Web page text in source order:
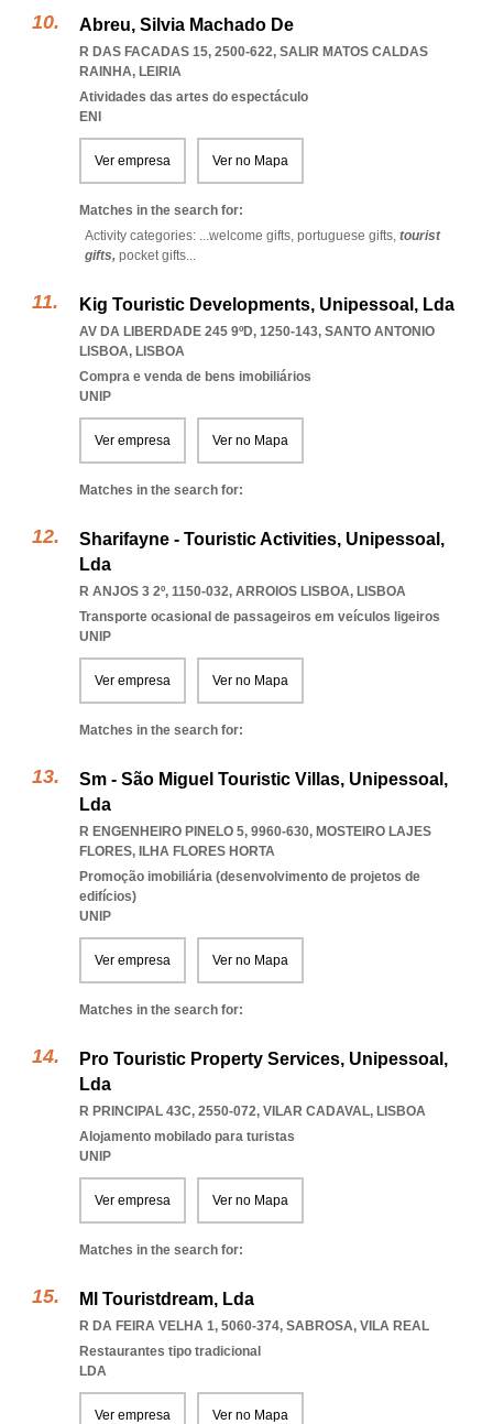
Abreu, Silvia Machado De
R DAS FACADAS 15, 2500-622, SALIR MATOS CALDAS
RAINHA, LEIRIA
Atividades das artes do espectáculo
ENI
Ver empresa Ver no Mapa
Matches in the search for:
Activity categories: ...welcome gifts, portuguese gifts, tourist
gifts, pocket gifts...
Kig Touristic Developments, Unipessoal, Lda
AV DA LIBERDADE 245 9ºD, 1250-143, SANTO ANTONIO
LISBOA, LISBOA
Compra e venda de bens imobiliários
UNIP
Ver empresa Ver no Mapa
Matches in the search for:
Sharifayne - Touristic Activities, Unipessoal,
Lda
R ANJOS 3 2º, 1150-032, ARROIOS LISBOA, LISBOA
Transporte ocasional de passageiros em veículos ligeiros
UNIP
Ver empresa Ver no Mapa
Matches in the search for:
Sm - São Miguel Touristic Villas, Unipessoal,
Lda
R ENGENHEIRO PINELO 5, 9960-630, MOSTEIRO LAJES
FLORES, ILHA FLORES HORTA
Promoção imobiliária (desenvolvimento de projetos de
edifícios)
UNIP
Ver empresa Ver no Mapa
Matches in the search for:
Pro Touristic Property Services, Unipessoal,
Lda
R PRINCIPAL 43C, 2550-072, VILAR CADAVAL, LISBOA
Alojamento mobilado para turistas
UNIP
Ver empresa Ver no Mapa
Matches in the search for:
Ml Touristdream, Lda
R DA FEIRA VELHA 1, 5060-374, SABROSA, VILA REAL
Restaurantes tipo tradicional
LDA
Ver empresa Ver no Mapa